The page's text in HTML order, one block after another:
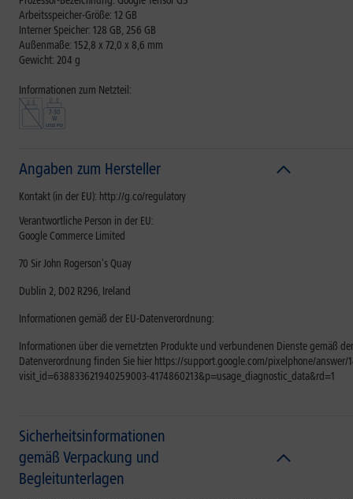
Arbeitsspeicher-Größe: 12 GB
Interner Speicher: 128 GB, 256 GB
Außenmaße: 152,8 x 72,0 x 8,6 mm
Gewicht: 204 g
Informationen zum Netzteil:
Angaben zum Hersteller
Kontakt (in der EU): http://g.co/regulatory
Verantwortliche Person in der EU:
Google Commerce Limited
70 Sir John Rogerson's Quay
Dublin 2, D02 R296, Ireland
Informationen gemäß der EU-Datenverordnung:
Informationen über die vernetzten Produkte und verbundenen Dienste gemäß
Datenverordnung finden Sie hier https://support.google.com/pixelphone/answer/
visit_id=638833621940259003-4174860213&p=usage_diagnostic_data&rd=1
Sicherheitsinformationen
gemäß Verpackung und
Begleitunterlagen